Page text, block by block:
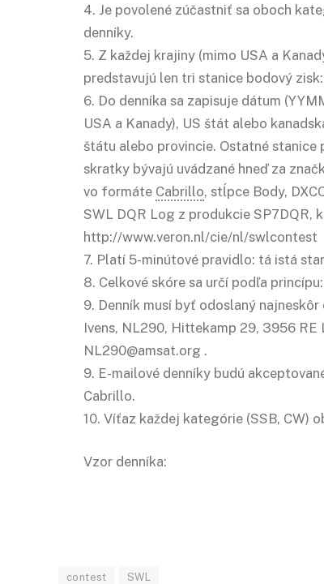
4. Je povolené zúčastniť sa oboch
denníky.
5. Z každej krajiny (mimo USA a
predstavujú len tri stanice bodový
6. Do denníka sa zapisuje dátum
USA a Kanady), US štát alebo
štátu alebo provincie. Ostatné
skratky bývajú uvádzané hneď za
vo formáte Cabrillo, stĺpce Body,
SWL DQR Log z produkcie SP7DQR,
http://www.veron.nl/cie/nl/swlcontest
7. Platí 5-minútové pravidlo: tá istá
8. Celkové skóre sa určí podľa
9. Denník musí byť odoslaný
Ivens, NL290, Hittekamp 29, 3956 RE
NL290@amsat.org .
9. E-mailové denníky budú
Cabrillo.
10. Víťaz každej kategórie (SSB, CW)
Vzor denníka:
contest SWL